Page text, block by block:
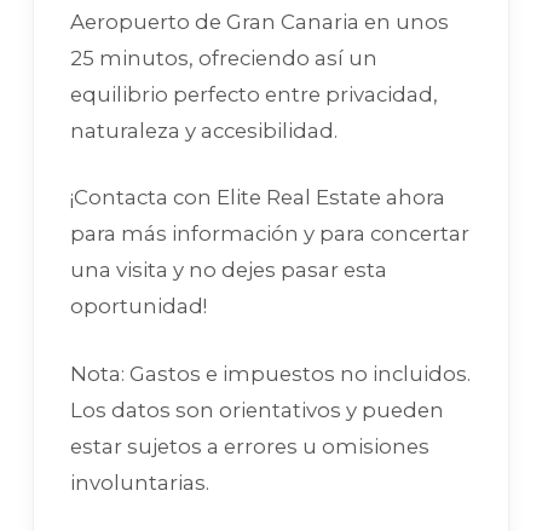
Aeropuerto de Gran Canaria en unos
25 minutos, ofreciendo así un
equilibrio perfecto entre privacidad,
naturaleza y accesibilidad.
¡Contacta con Elite Real Estate ahora
para más información y para concertar
una visita y no dejes pasar esta
oportunidad!
Nota: Gastos e impuestos no incluidos.
Los datos son orientativos y pueden
estar sujetos a errores u omisiones
involuntarias.